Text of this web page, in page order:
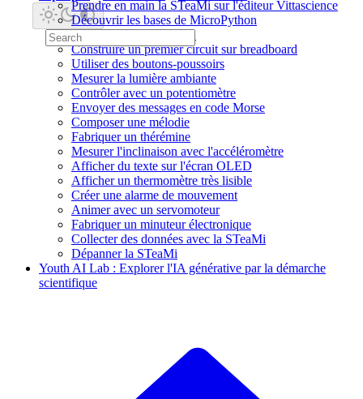
Prendre en main la STeaMi sur l'éditeur Vittascience
Découvrir les bases de MicroPython
Faire clignoter une LED
Construire un premier circuit sur breadboard
Utiliser des boutons-poussoirs
Mesurer la lumière ambiante
Contrôler avec un potentiomètre
Envoyer des messages en code Morse
Composer une mélodie
Fabriquer un thérémine
Mesurer l'inclinaison avec l'accéléromètre
Afficher du texte sur l'écran OLED
Afficher un thermomètre très lisible
Créer une alarme de mouvement
Animer avec un servomoteur
Fabriquer un minuteur électronique
Collecter des données avec la STeaMi
Dépanner la STeaMi
Youth AI Lab : Explorer l'IA générative par la démarche
scientifique